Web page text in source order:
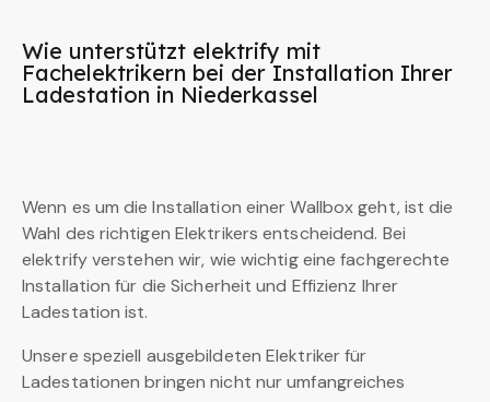
Wie unterstützt elektrify mit
Fachelektrikern bei der Installation Ihrer
Ladestation in Niederkassel
Wenn es um die Installation einer Wallbox geht, ist die
Wahl des richtigen Elektrikers entscheidend. Bei
elektrify verstehen wir, wie wichtig eine fachgerechte
Installation für die Sicherheit und Effizienz Ihrer
Ladestation ist.
Unsere speziell ausgebildeten Elektriker für
Ladestationen bringen nicht nur umfangreiches